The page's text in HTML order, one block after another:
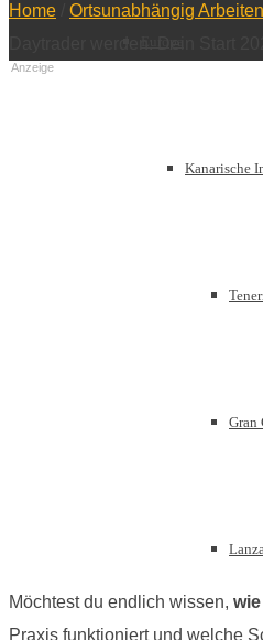
Kanarische
Gran
Home Ortsunabhängig Arbeiten
Anzeige
Möchtest du endlich wissen,
Praxis funktioniert und welche